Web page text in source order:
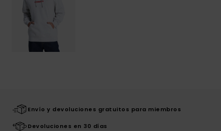
Envío y devoluciones gratuitos para miembros
Devoluciones en 30 días